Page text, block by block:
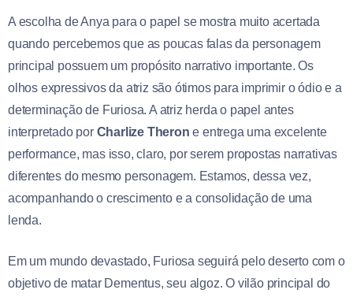
A escolha de Anya para o papel se mostra muito acertada
quando percebemos que as poucas falas da personagem
principal possuem um propósito narrativo importante. Os
olhos expressivos da atriz são ótimos para imprimir o ódio e a
determinação de Furiosa. A atriz herda o papel antes
interpretado por Charlize Theron e entrega uma excelente
performance, mas isso, claro, por serem propostas narrativas
diferentes do mesmo personagem. Estamos, dessa vez,
acompanhando o crescimento e a consolidação de uma
lenda.
Em um mundo devastado, Furiosa seguirá pelo deserto com o
objetivo de matar Dementus, seu algoz. O vilão principal do